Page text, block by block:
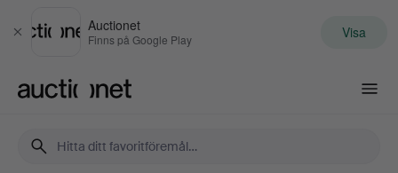
Stäng
Auctionet
Finns på Google Play Visa